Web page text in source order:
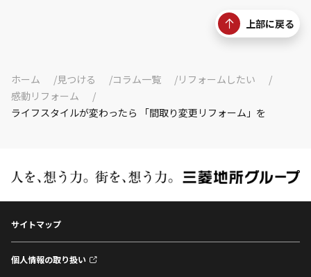
上部に戻る
ホーム 見つける コラム一覧
リフォームしたい
感動リフォーム
ライフスタイルが変わったら 「間取り変更リフォーム」を
サイトマップ
個人情報の取り扱い